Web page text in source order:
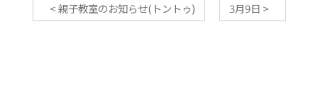
<親子教室のお知らせ(トントゥ) 3月9日 >